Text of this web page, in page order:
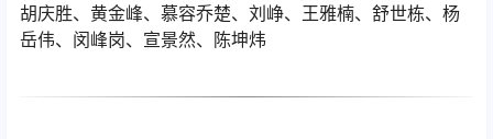
胡庆胜、黄金峰、慕容乔楚、刘峥、王雅楠、舒世栋、杨
岳伟、闵峰岗、宣景然、陈坤炜